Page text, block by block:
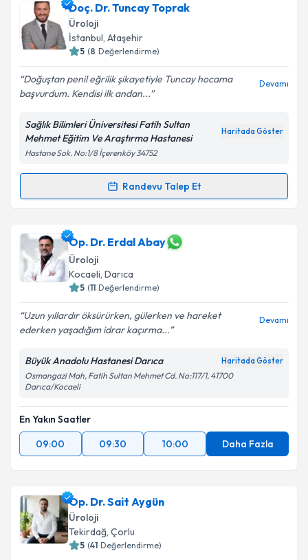
E-posta Adresiniz
Kişisel verilerimin işlenmesine ilişkinAydınlatma
Metni'ni okudum ve kişisel verilerimin belirtilen
Takvim Talebini Gönder
Doç. Dr. Tuncay Toprak
Üroloji
İstanbul, Ataşehir
5 (8 Değerlendirme)
Doğuştan penil eğrilik şikayetiyle Tuncay hocama
başvurdum. Kendisi ilk andan...
Devamı
Sağlık Bilimleri Üniversitesi Fatih Sultan
Mehmet Eğitim Ve Araştırma Hastanesi
Haritada Göster
Hastane Sok. No:1/8 İçerenköy 34752
Randevu Talep Et
Randevu Takvimi Talebi
Doç. Dr. Tuncay Toprakiçin randevu takvimi talebi
oluşturun. Size bu uzmandan randevu almanız için bir
takvim hazırlandığında e-posta ile bilgilendireceğiz.
E-posta Adresiniz
Kişisel verilerimin işlenmesine ilişkin
Aydınlatma
Metni'ni okudum ve kişisel verilerimin belirtilen
kapsamda işlenmesini kabul ediyorum.
Takvim Talebini Gönder
Op. Dr. Erdal Abay
Üroloji
Kocaeli, Darıca
5 (11 Değerlendirme)
Uzun yıllardır öksürürken, gülerken ve hareket
ederken yaşadığım idrar kaçırma...
Devamı
Büyük Anadolu Hastanesi Darıca Haritada Göster
Osmangazi Mah, Fatih Sultan Mehmet Cd. No:117/1, 41700
Darıca/Kocaeli
En Yakın Saatler
09:00
09:30 10:00 Daha Fazla
Op. Dr. Sait Aygün
Üroloji
Tekirdağ, Çorlu
5 (41 Değerlendirme)